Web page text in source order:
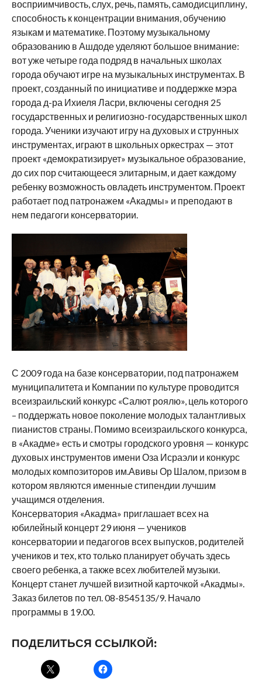
восприимчивость, слух, речь, память, самодисциплину,
способность к концентрации внимания, обучению
языкам и математике. Поэтому музыкальному
образованию в Ашдоде уделяют большое внимание:
вот уже четыре года подряд в начальных школах
города обучают игре на музыкальных инструментах. В
проект, созданный по инициативе и поддержке мэра
города д-ра Ихиеля Ласри, включены сегодня 25
государственных и религиозно-государственных школ
города. Ученики изучают игру на духовых и струнных
инструментах, играют в школьных оркестрах — этот
проект «демократизирует» музыкальное образование,
до сих пор считающееся элитарным, и дает каждому
ребенку возможность овладеть инструментом. Проект
работает под патронажем «Акадмы» и преподают в
нем педагоги консерватории.
С 2009 года на базе консерватории, под патронажем
муниципалитета и Компании по культуре проводится
всеизраильский конкурс «Салют роялю», цель которого
– поддержать новое поколение молодых талантливых
пианистов страны. Помимо всеизраильского конкурса,
в «Акадме» есть и смотры городского уровня — конкурс
духовых инструментов имени Оза Исраэли и конкурс
молодых композиторов им.Авивы Ор Шалом, призом в
котором являются именные стипендии лучшим
учащимся отделения.
Консерватория «Акадма» приглашает всех на
юбилейный концерт 29 июня — учеников
консерватории и педагогов всех выпусков, родителей
учеников и тех, кто только планирует обучать здесь
своего ребенка, а также всех любителей музыки.
Концерт станет лучшей визитной карточкой «Акадмы».
Заказ билетов по тел. 08-8545135/9. Начало
программы в 19.00.
ПОДЕЛИТЬСЯ ССЫЛКОЙ: